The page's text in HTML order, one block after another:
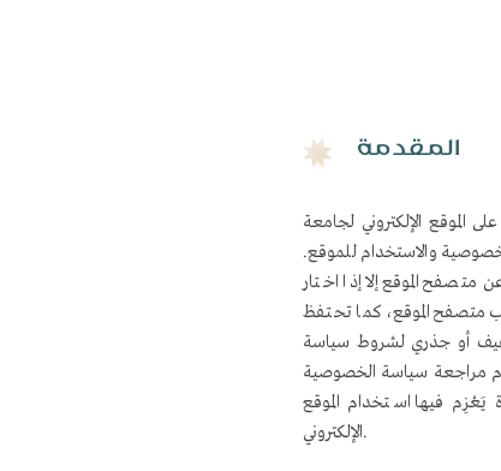
المقدمة
الموقع الإلكتروني لجامعة
والاستخدام للموقع.
الموقع إلا إذا اختار
متصفح الموقع، كما تحتفظ
أو جذري لشروط سياسة
مراجعة سياسة الخصوصية
يَعْزِم فيها استخدام الموقع
الإلكتروني.